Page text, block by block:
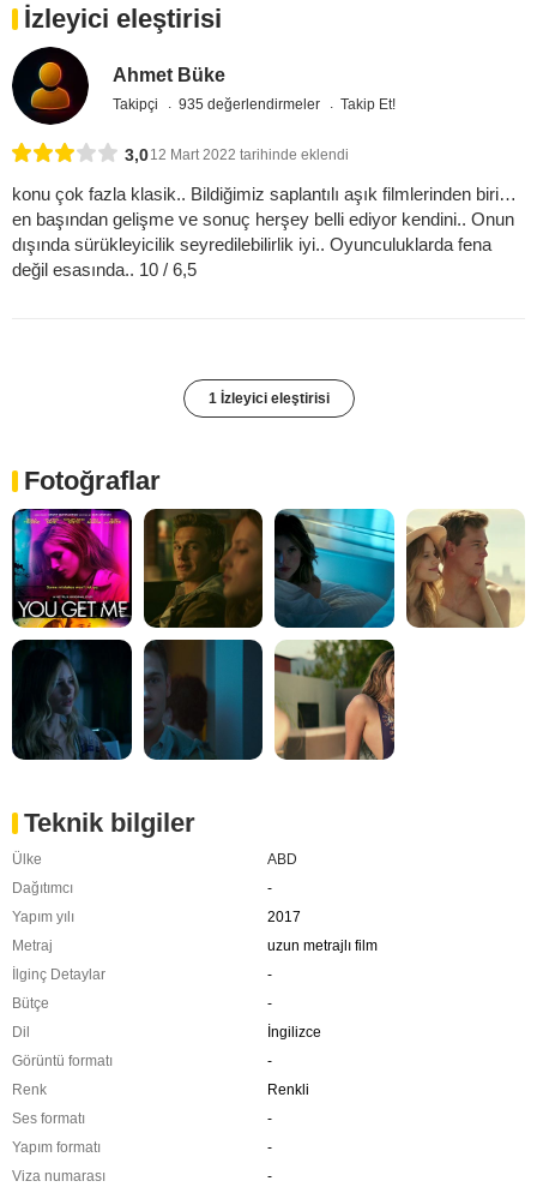
İzleyici eleştirisi
Ahmet Büke
Takipçi 935 değerlendirmeler Takip Et!
3,012 Mart 2022 tarihinde eklendi
konu çok fazla klasik.. Bildiğimiz saplantılı aşık filmlerinden biri…
en başından gelişme ve sonuç herşey belli ediyor kendini.. Onun
dışında sürükleyicilik seyredilebilirlik iyi.. Oyunculuklarda fena
değil esasında.. 10 / 6,5
1 İzleyici eleştirisi
Fotoğraflar
Teknik bilgiler
Ülke
ABD
Dağıtımcı
-
Yapım yılı
2017
Metraj
uzun metrajlı film
İlginç Detaylar
-
Bütçe
-
Dil
İngilizce
Görüntü formatı
-
Renk
Renkli
Ses formatı
-
Yapım formatı
-
Viza numarası
-